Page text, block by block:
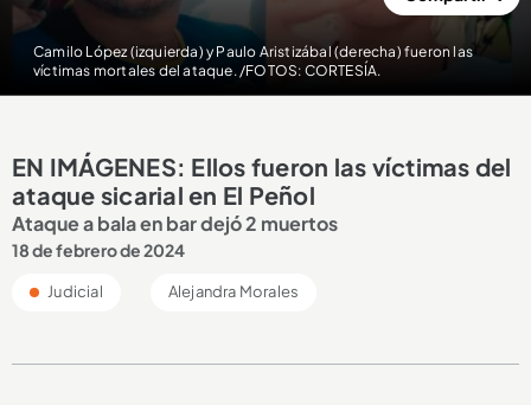
Camilo López (izquierda) y Paulo Aristizábal (derecha) fueron las
víctimas mortales del ataque. /FOTOS: CORTESÍA.
EN IMÁGENES: Ellos fueron las víctimas del
ataque sicarial en El Peñol
Ataque a bala en bar dejó 2 muertos
18 de febrero de 2024
Judicial Alejandra Morales